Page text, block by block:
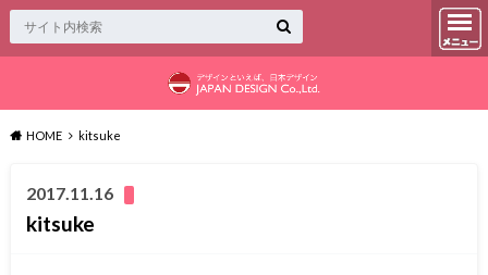
HOME kitsuke
2017.11.16
kitsuke